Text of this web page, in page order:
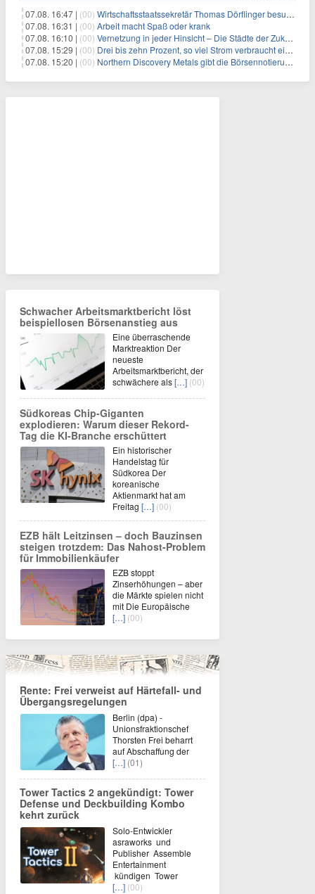
07.08. 16:47 | (00) Wirtschaftsstaatssekretär Thomas Dörflinger besucht Handwerksbetrieb im Kammerbezirk Freiburg
07.08. 16:31 | (00) Arbeit macht Spaß oder krank
07.08. 16:10 | (00) Vernetzung in jeder Hinsicht – Die Städte der Zukunft sind grün-blau
07.08. 15:29 | (00) Drei bis zehn Prozent, so viel Strom verbraucht ein Aufzug im Gebäude
07.08. 15:20 | (00) Northern Discovery Metals gibt die Börsennotierung an der Frankfurter Wertpapierbörse bekannt
Schwacher Arbeitsmarktbericht löst
beispiellosen Börsenanstieg aus
Eine überraschende
Marktreaktion Der
neueste
Arbeitsmarktbericht, der
schwächere als[…] (00)
Südkoreas Chip-Giganten
explodieren: Warum dieser Rekord-
Tag die KI-Branche erschüttert
Ein historischer
Handelstag für
Südkorea Der
koreanische
Aktienmarkt hat am
Freitag […] (00)
EZB hält Leitzinsen – doch Bauzinsen
steigen trotzdem: Das Nahost-Problem
für Immobilienkäufer
EZB stoppt
Zinserhöhungen – aber
die Märkte spielen nicht
mit Die Europäische
[…] (00)
Rente: Frei verweist auf Härtefall- und
Übergangsregelungen
Berlin (dpa) -
Unionsfraktionschef
Thorsten Frei beharrt
auf Abschaffung der
[…] (01)
Tower Tactics 2 angekündigt: Tower
Defense und Deckbuilding Kombo
kehrt zurück
Solo-Entwickler
asraworks und
Publisher Assemble
Entertainment
kündigen Tower
[…] (00)